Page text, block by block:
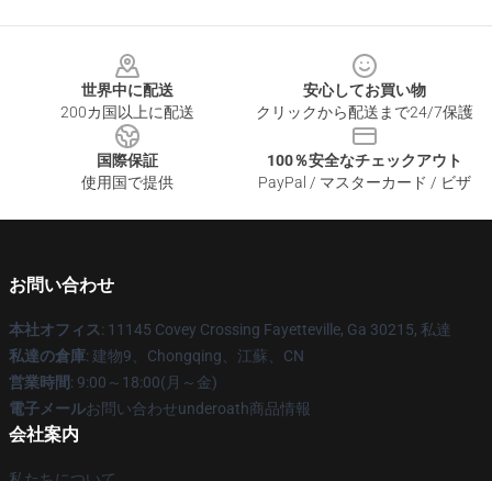
世界中に配送
200カ国以上に配送
安心してお買い物
クリックから配送まで24/7保護
国際保証
使用国で提供
100％安全なチェックアウト
PayPal / マスターカード / ビザ
お問い合わせ
本社オフィス: 11145 Covey Crossing Fayetteville, Ga 30215, 私達
私達の倉庫: 建物9、Chongqing、江蘇、CN
営業時間: 9:00～18:00(月～金)
電子メールお問い合わせunderoath商品情報
会社案内